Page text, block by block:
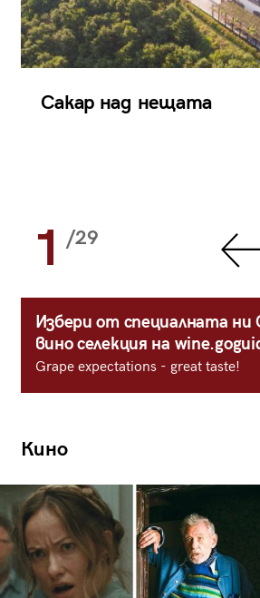
Сакар над нещата
1 /29
Избери от специалната ни
вино селекция на
Grape expectations - great taste!
Кино